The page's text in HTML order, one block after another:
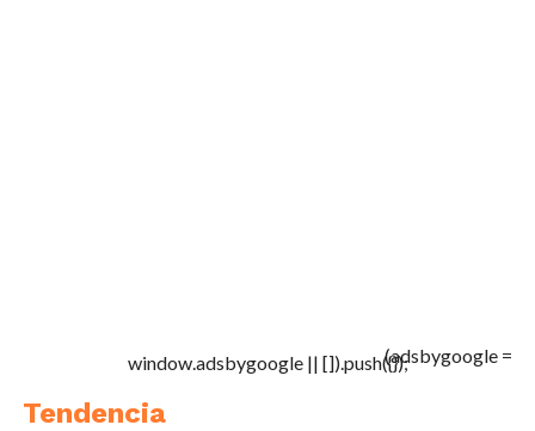
(adsbygoogle =
window.adsbygoogle || []).push({});
Tendencia